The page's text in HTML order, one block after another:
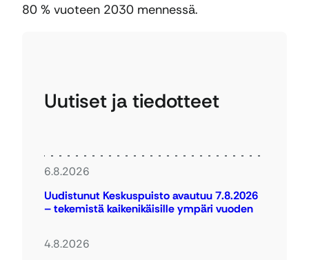
80 % vuoteen 2030 mennessä.
Uutiset ja tiedotteet
6.8.2026
Uudistunut Keskuspuisto avautuu 7.8.2026
– tekemistä kaikenikäisille ympäri vuoden
4.8.2026